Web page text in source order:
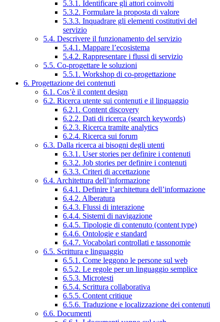
5.3.1. Identificare gli attori coinvolti
5.3.2. Formulare la proposta di valore
5.3.3. Inquadrare gli elementi costitutivi del
servizio
5.4. Descrivere il funzionamento del servizio
5.4.1. Mappare l’ecosistema
5.4.2. Rappresentare i flussi di servizio
5.5. Co-progettare le soluzioni
5.5.1. Workshop di co-progettazione
6. Progettazione dei contenuti
6.1. Cos’è il content design
6.2. Ricerca utente sui contenuti e il linguaggio
6.2.1. Content discovery
6.2.2. Dati di ricerca (search keywords)
6.2.3. Ricerca tramite analytics
6.2.4. Ricerca sui forum
6.3. Dalla ricerca ai bisogni degli utenti
6.3.1. User stories per definire i contenuti
6.3.2. Job stories per definire i contenuti
6.3.3. Criteri di accettazione
6.4. Architettura dell’informazione
6.4.1. Definire l’architettura dell’informazione
6.4.2. Alberatura
6.4.3. Flussi di interazione
6.4.4. Sistemi di navigazione
6.4.5. Tipologie di contenuto (content type)
6.4.6. Ontologie e standard
6.4.7. Vocabolari controllati e tassonomie
6.5. Scrittura e linguaggio
6.5.1. Come leggono le persone sul web
6.5.2. Le regole per un linguaggio semplice
6.5.3. Microtesti
6.5.4. Scrittura collaborativa
6.5.5. Content critique
6.5.6. Traduzione e localizzazione dei contenuti
6.6. Documenti